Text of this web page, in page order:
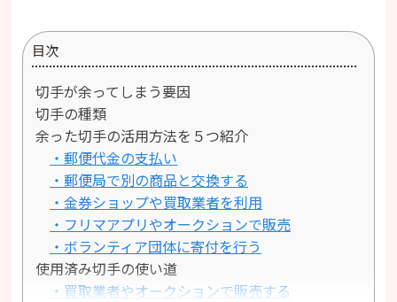
目次
切手が余ってしまう要因
切手の種類
余った切手の活用方法を５つ紹介
・郵便代金の支払い
・郵便局で別の商品と交換する
・金券ショップや買取業者を利用
・フリマアプリやオークションで販売
・ボランティア団体に寄付を行う
使用済み切手の使い道
・買取業者やオークションで販売する